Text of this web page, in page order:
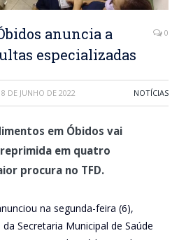
anuncia a
especializadas
0
8 DE JUNHO DE 2022 NOTÍCIAS
em Óbidos vai
em quatro
procura no TFD.
na segunda-feira (6),
Secretaria Municipal de Saúde